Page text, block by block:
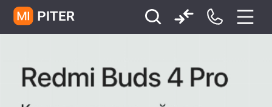
Xiaomi 9 про
xiaomi redmi 12c